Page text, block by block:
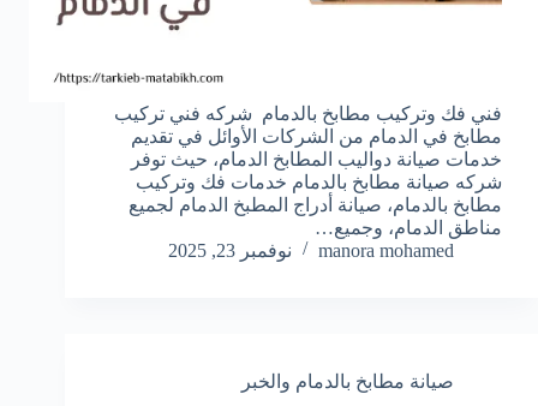
فني فك وتركيب مطابخ بالدمام شركه فني تركيب
مطابخ في الدمام من الشركات الأوائل في تقديم
خدمات صيانة دواليب المطابخ الدمام، حيث توفر
شركه صيانة مطابخ بالدمام خدمات فك وتركيب
مطابخ بالدمام، صيانة أدراج المطبخ الدمام لجميع
مناطق الدمام، وجميع…
manora mohamed
نوفمبر 23, 2025
صيانة مطابخ بالدمام والخبر